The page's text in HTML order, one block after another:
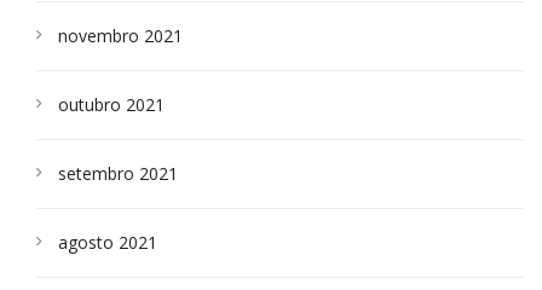
novembro 2021
outubro 2021
setembro 2021
agosto 2021